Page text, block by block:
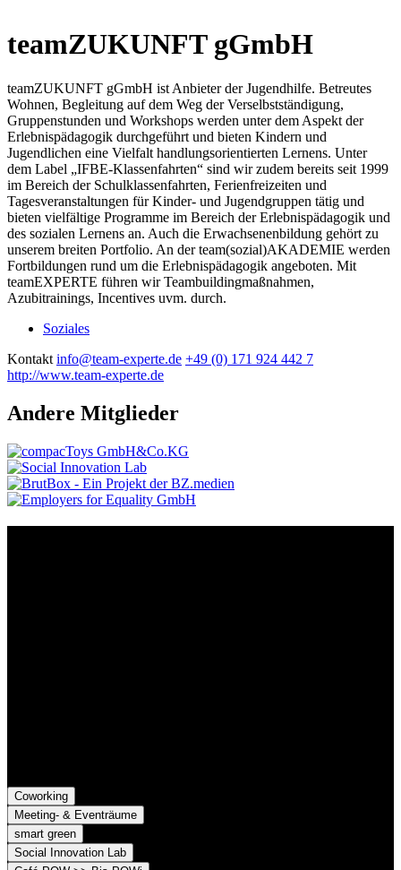
teamZUKUNFT gGmbH
teamZUKUNFT gGmbH ist Anbieter der Jugendhilfe. Betreutes
Wohnen, Begleitung auf dem Weg der Verselbstständigung,
Gruppenstunden und Workshops werden unter dem Aspekt der
Erlebnispädagogik durchgeführt und bieten Kindern und
Jugendlichen eine Vielfalt handlungsorientierten Lernens. Unter
dem Label „IFBE-Klassenfahrten“ sind wir zudem bereits seit 1999
im Bereich der Schulklassenfahrten, Ferienfreizeiten und
Tagesveranstaltungen für Kinder- und Jugendgruppen tätig und
bieten vielfältige Programme im Bereich der Erlebnispädagogik und
des sozialen Lernens an. Auch die Erwachsenenbildung gehört zu
unserem breiten Portfolio. An der team(sozial)AKADEMIE werden
Fortbildungen rund um die Erlebnispädagogik angeboten. Mit
teamEXPERTE führen wir Teambuildingmaßnahmen,
Azubitrainings, Incentives uvm. durch.
Soziales
Kontakt info@team-experte.de +49 (0) 171 924 442 7
http://www.team-experte.de
Andere Mitglieder
Coworking
Meeting- & Eventräume
smart green
Social Innovation Lab